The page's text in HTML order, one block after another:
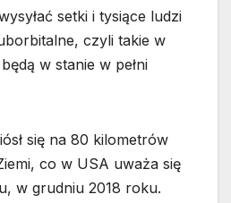
setki i tysiące ludzi
czyli takie w
w stanie w pełni
się na 80 kilometrów
co w USA uważa się
w grudniu 2018 roku.